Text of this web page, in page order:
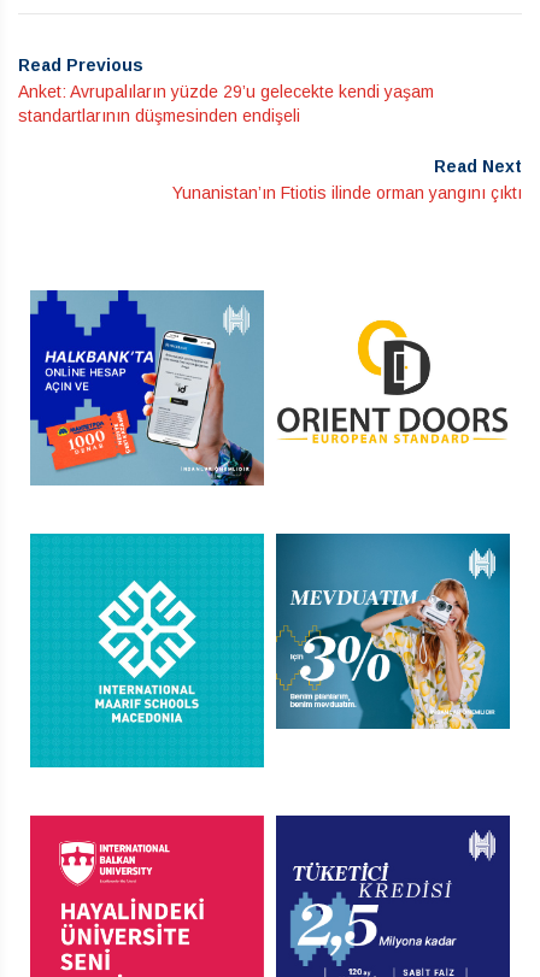
Read Previous
Anket: Avrupalıların yüzde 29’u gelecekte kendi yaşam
standartlarının düşmesinden endişeli
Read Next
Yunanistan’ın Ftiotis ilinde orman yangını çıktı